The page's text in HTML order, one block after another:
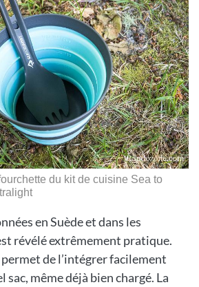
du kit de cuisine Sea to
en Suède et dans les
révélé extrêmement pratique.
de l’intégrer facilement
sac, même déjà bien chargé. La